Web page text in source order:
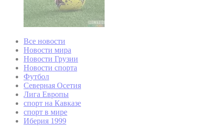
Все новости
Новости мира
Новости Грузии
Новости спорта
Футбол
Северная Осетия
Лига Европы
спорт на Кавказе
спорт в мире
Иберия 1999